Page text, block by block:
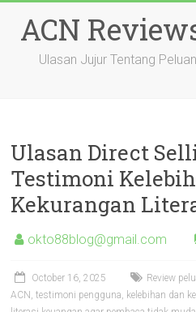
contentACN
Ulasan Jujur Tentang
Ulasan Direct
Testimoni
Kekurangan
okto88blog@gmail.com
October 16, 2025
Review
ACN, testimoni pengguna, kelebihan dan